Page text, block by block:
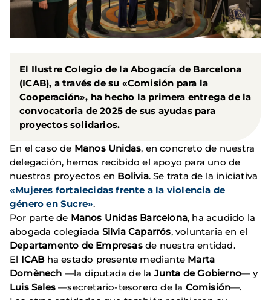
El Ilustre Colegio de la Abogacía de Barcelona
(ICAB), a través de su «Comisión para la
Cooperación», ha hecho la primera entrega de la
convocatoria de 2025 de sus ayudas para
proyectos solidarios.
En el caso de Manos Unidas, en concreto de nuestra
delegación, hemos recibido el apoyo para uno de
nuestros proyectos en Bolivia. Se trata de la iniciativa
«Mujeres fortalecidas frente a la violencia de
género en Sucre».
Por parte de Manos Unidas Barcelona, ha acudido la
abogada colegiada Silvia Caparrós, voluntaria en el
Departamento de Empresasde nuestra entidad.
El ICAB ha estado presente mediante Marta
Domènech —la diputada de la Junta de Gobierno— y
Luis Sales —secretario-tesorero de la Comisión—.